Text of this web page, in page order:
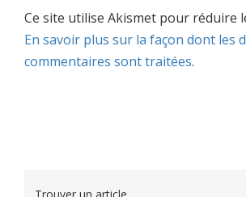
Ce site utilise Akismet pour réduire
En savoir plus sur la façon dont les
commentaires sont traitées.